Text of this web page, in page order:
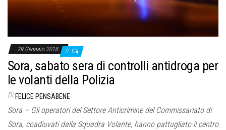
29 Gennaio 2018 0
Sora, sabato sera di controlli antidroga per
le volanti della Polizia
Di FELICE PENSABENE
Sora – Gli operatori del Settore Anticrimine del Commissariato di
Sora, coadiuvati dalla Squadra Volante, hanno pattugliato il centro